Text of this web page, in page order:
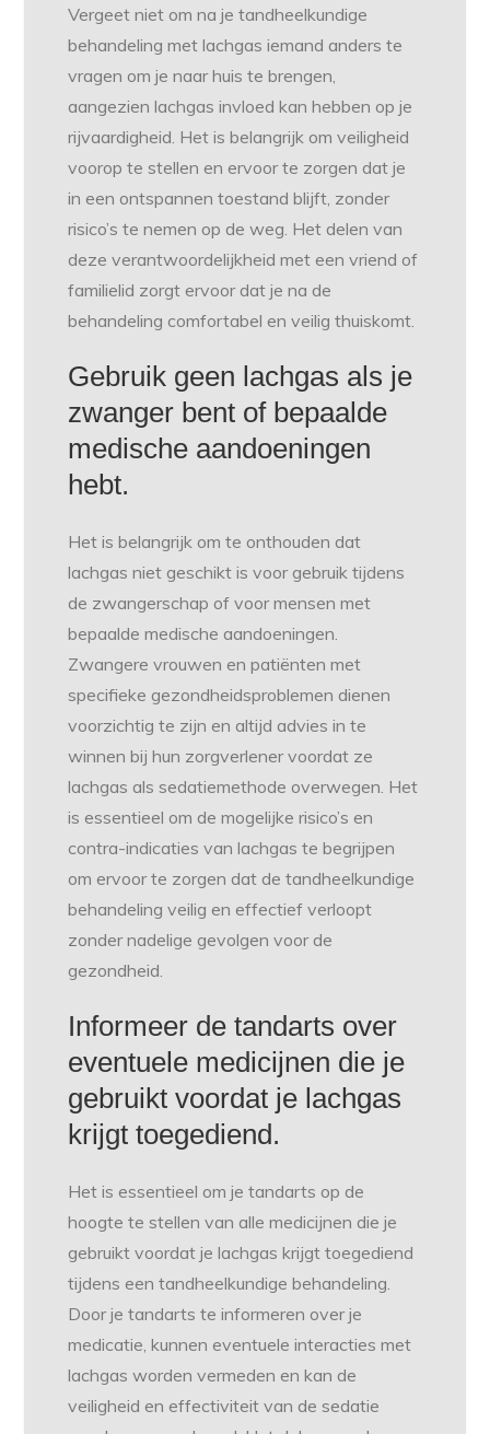
Vergeet niet om na je tandheelkundige
behandeling met lachgas iemand anders te
vragen om je naar huis te brengen,
aangezien lachgas invloed kan hebben op je
rijvaardigheid. Het is belangrijk om veiligheid
voorop te stellen en ervoor te zorgen dat je
in een ontspannen toestand blijft, zonder
risico’s te nemen op de weg. Het delen van
deze verantwoordelijkheid met een vriend of
familielid zorgt ervoor dat je na de
behandeling comfortabel en veilig thuiskomt.
Gebruik geen lachgas als je
zwanger bent of bepaalde
medische aandoeningen
hebt.
Het is belangrijk om te onthouden dat
lachgas niet geschikt is voor gebruik tijdens
de zwangerschap of voor mensen met
bepaalde medische aandoeningen.
Zwangere vrouwen en patiënten met
specifieke gezondheidsproblemen dienen
voorzichtig te zijn en altijd advies in te
winnen bij hun zorgverlener voordat ze
lachgas als sedatiemethode overwegen. Het
is essentieel om de mogelijke risico’s en
contra-indicaties van lachgas te begrijpen
om ervoor te zorgen dat de tandheelkundige
behandeling veilig en effectief verloopt
zonder nadelige gevolgen voor de
gezondheid.
Informeer de tandarts over
eventuele medicijnen die je
gebruikt voordat je lachgas
krijgt toegediend.
Het is essentieel om je tandarts op de
hoogte te stellen van alle medicijnen die je
gebruikt voordat je lachgas krijgt toegediend
tijdens een tandheelkundige behandeling.
Door je tandarts te informeren over je
medicatie, kunnen eventuele interacties met
lachgas worden vermeden en kan de
veiligheid en effectiviteit van de sedatie